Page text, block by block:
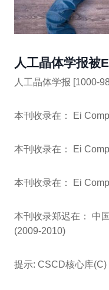
人工晶体学报被
人工晶体学报 [1000-
本刊收录在： Ei
本刊收录在： Ei
本刊收录在： Ei
本刊收录郑迟在： 中
(2009-2010)
提示: CSCD核心库(C)